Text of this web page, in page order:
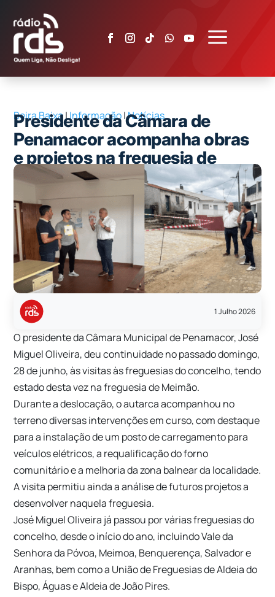
a
Beira Baixa|Informação|Notícias
Presidente da Câmara de
Penamacor acompanha obras
e projetos na freguesia de
Meimão
1 Julho 2026
O presidente da Câmara Municipal de Penamacor, José
Miguel Oliveira, deu continuidade no passado domingo,
28 de junho, às visitas às freguesias do concelho, tendo
estado desta vez na freguesia de Meimão.
Durante a deslocação, o autarca acompanhou no
terreno diversas intervenções em curso, com destaque
para a instalação de um posto de carregamento para
veículos elétricos, a requalificação do forno
comunitário e a melhoria da zona balnear da localidade.
A visita permitiu ainda a análise de futuros projetos a
desenvolver naquela freguesia.
José Miguel Oliveira já passou por várias freguesias do
concelho, desde o início do ano, incluindo Vale da
Senhora da Póvoa, Meimoa, Benquerença, Salvador e
Aranhas, bem como a União de Freguesias de Aldeia do
Bispo, Águas e Aldeia de João Pires.